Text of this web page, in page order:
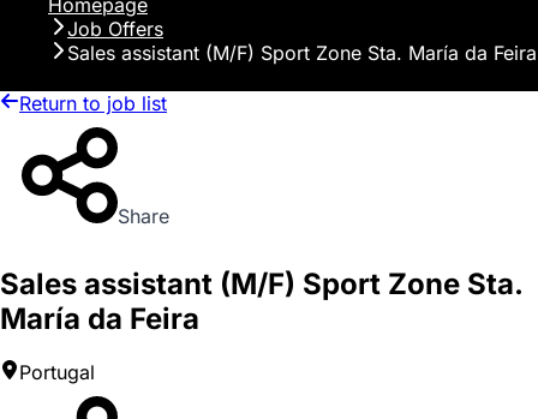
Homepage
Job Offers
Sales assistant (M/F) Sport Zone Sta. María da Feira
Return to job list
Share
Sales assistant (M/F) Sport Zone Sta.
María da Feira
Portugal